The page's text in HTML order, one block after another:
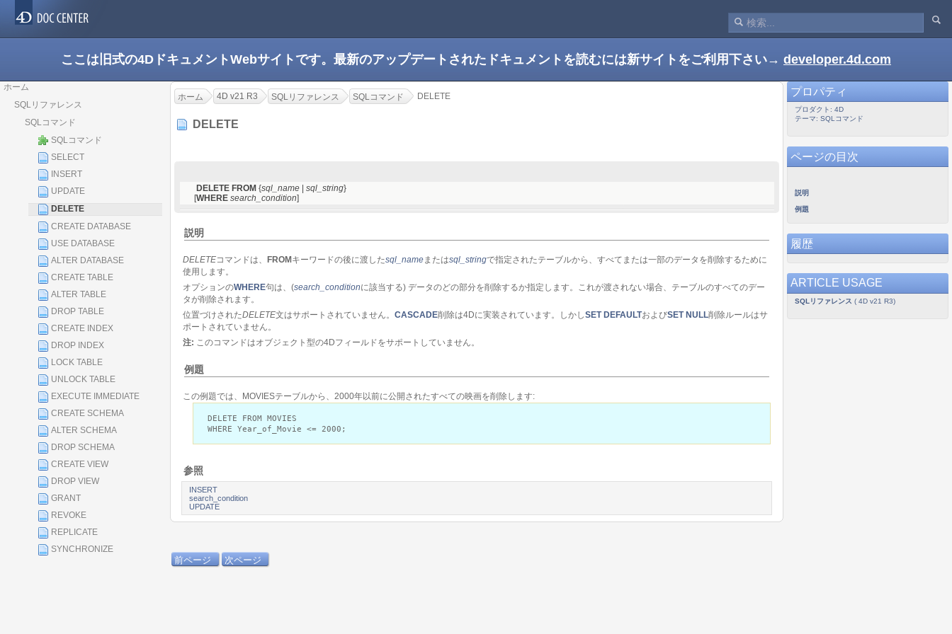
ここは旧式の4DドキュメントWebサイトです。最新のアップデートされたドキュメントを読むには新サイトをご利用下さい→ developer.4d.com
ホーム
SQLリファレンス
SQLコマンド
SQLコマンド
SELECT
INSERT
UPDATE
DELETE
CREATE DATABASE
USE DATABASE
ALTER DATABASE
CREATE TABLE
ALTER TABLE
DROP TABLE
CREATE INDEX
DROP INDEX
LOCK TABLE
UNLOCK TABLE
EXECUTE IMMEDIATE
CREATE SCHEMA
ALTER SCHEMA
DROP SCHEMA
CREATE VIEW
DROP VIEW
GRANT
REVOKE
REPLICATE
SYNCHRONIZE
ホーム 4D v21 R3 SQLリファレンス SQLコマンド DELETE
DELETE
DELETE FROM {sql_name sql_string}
[WHERE search_condition]
説明
DELETEコマンドは、 FROM キーワードの後に渡したsql_nameまたはsql_stringで指定されたテーブルから、すべてまたは一部のデータを削除するために
使用します。
オプションのWHERE句は、(search_conditionに該当する) データのどの部分を削除するか指定します。これが渡されない場合、テーブルのすべてのデー
タが削除されます。
位置づけされたDELETE文はサポートされていません。 CASCADE削除は4Dに実装されています。しかしSET DEFAULTおよびSET NULL削除ルールはサ
ポートされていません。
注: このコマンドはオブジェクト型の4Dフィールドをサポートしていません。
例題
この例題では、MOVIESテーブルから、2000年以前に公開されたすべての映画を削除します:
DELETE FROM MOVIES
WHERE Year_of_Movie <= 2000;
参照
INSERT
search_condition
UPDATE
前ページ 次ページ
プロパティ
プロダクト: 4D
テーマ: SQLコマンド
ページの目次
説明
例題
履歴
ARTICLE USAGE
SQLリファレンス ( 4D v21 R3)